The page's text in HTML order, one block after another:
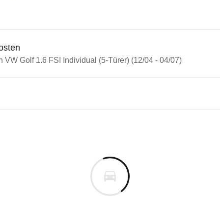
VW Golf 1.6 FSI Individual (5-Türer) (12/04 - 04/07)
Baureihengeneration wie das